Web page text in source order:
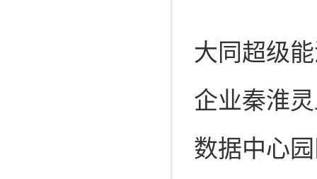
大同超级
企业秦淮
数据中心